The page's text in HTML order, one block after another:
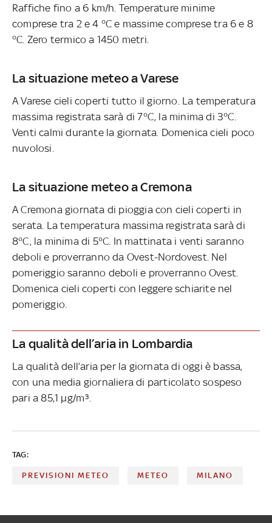
Raffiche fino a 6 km/h. Temperature minime
comprese tra 2 e 4 °C e massime comprese tra 6 e 8
°C. Zero termico a 1450 metri.
La situazione meteo a Varese
A Varese cieli coperti tutto il giorno. La temperatura
massima registrata sarà di 7°C, la minima di 3°C.
Venti calmi durante la giornata. Domenica cieli poco
nuvolosi.
La situazione meteo a Cremona
A Cremona giornata di pioggia con cieli coperti in
serata. La temperatura massima registrata sarà di
8°C, la minima di 5°C. In mattinata i venti saranno
deboli e proverranno da Ovest-Nordovest. Nel
pomeriggio saranno deboli e proverranno Ovest.
Domenica cieli coperti con leggere schiarite nel
pomeriggio.
La qualità dell’aria in Lombardia
La qualità dell’aria per la giornata di oggi è bassa,
con una media giornaliera di particolato sospeso
pari a 85,1 µg/m³.
TAG:
PREVISIONI METEO METEO MILANO